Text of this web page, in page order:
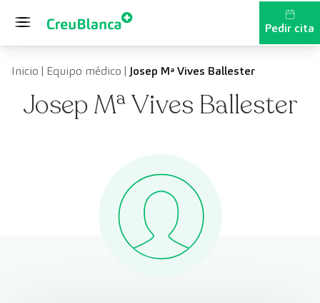
Pedir cita
Inicio | Equipo médico | Josep Mª Vives Ballester
Josep Mª Vives Ballester